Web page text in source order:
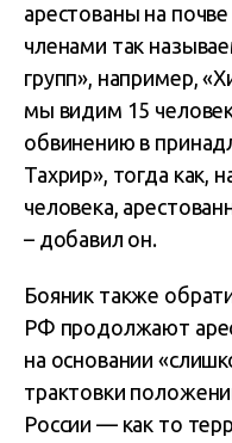
арестованы на
членами так
групп», например,
мы видим 15
обвинению в
Тахрир», тогда как,
человека,
– добавил он.
Бояник также
РФ продолжают
на основании
трактовки
России — как то